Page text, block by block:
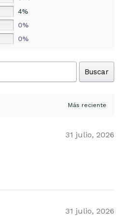
4%
0%
0%
Buscar
31 julio, 2026
31 julio, 2026